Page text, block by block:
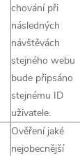
chování při
následných
návštěvách
stejného webu
bude připsáno
stejnému ID
uživatele.
Ověření jaké
nejobecnější